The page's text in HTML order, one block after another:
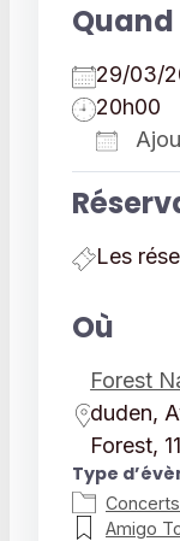
Quand
29/03/
20h00
Les
Où
Forest
duden,
Forest,
Type
Amigo